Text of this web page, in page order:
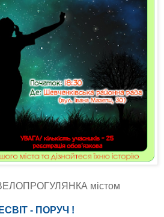
ВЕЛОПРОГУЛЯНКА містом
- ПОРУЧ !